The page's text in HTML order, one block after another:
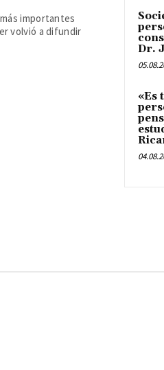
importantes
volvió a difundir
Dr.
«Es